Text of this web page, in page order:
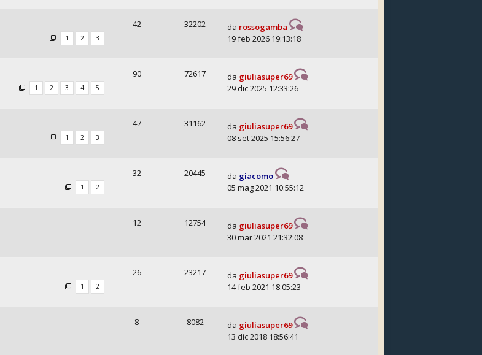
1 2 3
42 32202 da rossogamba
19 feb 2026 19:13:18
1 2 3 4 5
90 72617 da giuliasuper69
29 dic 2025 12:33:26
1 2 3
47 31162 da giuliasuper69
08 set 2025 15:56:27
1 2
32 20445 da giacomo
05 mag 2021 10:55:12
12 12754 da giuliasuper69
30 mar 2021 21:32:08
1 2
26 23217 da giuliasuper69
14 feb 2021 18:05:23
8 8082 da giuliasuper69
13 dic 2018 18:56:41